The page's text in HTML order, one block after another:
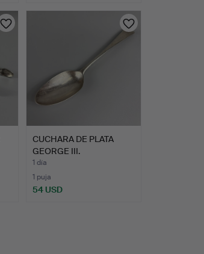
CUCHARA DE PLATA
GEORGE III.
1 día
1 puja
54 USD